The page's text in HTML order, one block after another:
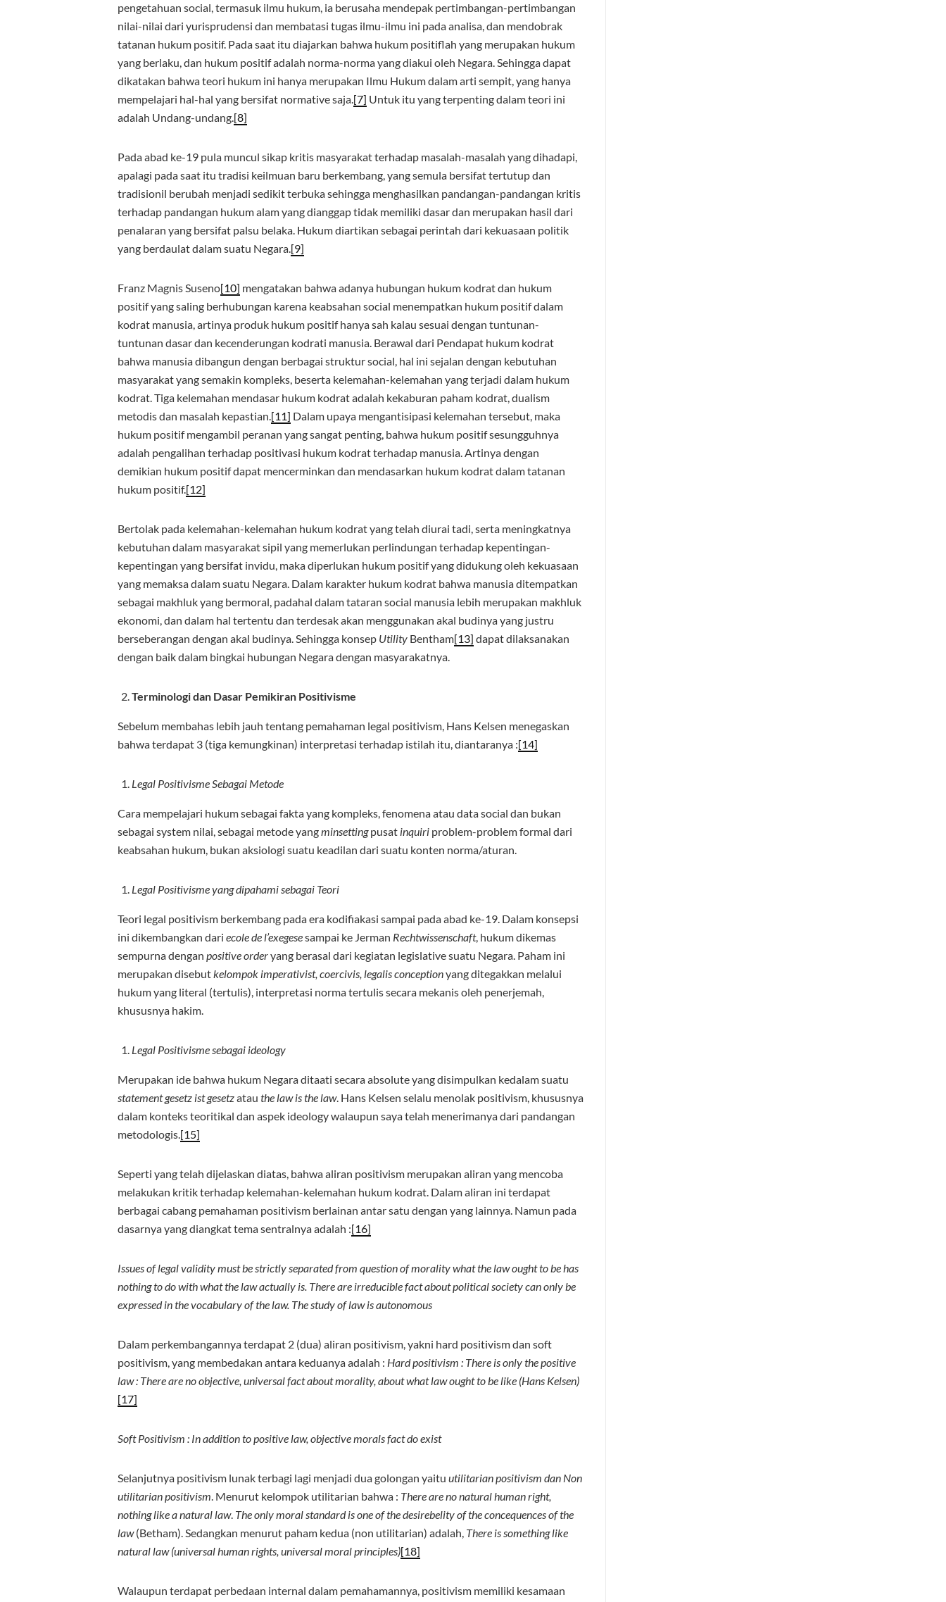
pengetahuan social, termasuk ilmu hukum, ia berusaha mendepak pertimbangan-pertimbangan
nilai-nilai dari yurisprudensi dan membatasi tugas ilmu-ilmu ini pada analisa, dan mendobrak
tatanan hukum positif. Pada saat itu diajarkan bahwa hukum positiflah yang merupakan hukum
yang berlaku, dan hukum positif adalah norma-norma yang diakui oleh Negara. Sehingga dapat
dikatakan bahwa teori hukum ini hanya merupakan Ilmu Hukum dalam arti sempit, yang hanya
mempelajari hal-hal yang bersifat normative saja.[7] Untuk itu yang terpenting dalam teori ini
adalah Undang-undang.[8]
Pada abad ke-19 pula muncul sikap kritis masyarakat terhadap masalah-masalah yang dihadapi,
apalagi pada saat itu tradisi keilmuan baru berkembang, yang semula bersifat tertutup dan
tradisionil berubah menjadi sedikit terbuka sehingga menghasilkan pandangan-pandangan kritis
terhadap pandangan hukum alam yang dianggap tidak memiliki dasar dan merupakan hasil dari
penalaran yang bersifat palsu belaka. Hukum diartikan sebagai perintah dari kekuasaan politik
yang berdaulat dalam suatu Negara.[9]
Franz Magnis Suseno[10] mengatakan bahwa adanya hubungan hukum kodrat dan hukum
positif yang saling berhubungan karena keabsahan social menempatkan hukum positif dalam
kodrat manusia, artinya produk hukum positif hanya sah kalau sesuai dengan tuntunan-
tuntunan dasar dan kecenderungan kodrati manusia. Berawal dari Pendapat hukum kodrat
bahwa manusia dibangun dengan berbagai struktur social, hal ini sejalan dengan kebutuhan
masyarakat yang semakin kompleks, beserta kelemahan-kelemahan yang terjadi dalam hukum
kodrat. Tiga kelemahan mendasar hukum kodrat adalah kekaburan paham kodrat, dualism
metodis dan masalah kepastian.[11] Dalam upaya mengantisipasi kelemahan tersebut, maka
hukum positif mengambil peranan yang sangat penting, bahwa hukum positif sesungguhnya
adalah pengalihan terhadap positivasi hukum kodrat terhadap manusia. Artinya dengan
demikian hukum positif dapat mencerminkan dan mendasarkan hukum kodrat dalam tatanan
hukum positif.[12]
Bertolak pada kelemahan-kelemahan hukum kodrat yang telah diurai tadi, serta meningkatnya
kebutuhan dalam masyarakat sipil yang memerlukan perlindungan terhadap kepentingan-
kepentingan yang bersifat invidu, maka diperlukan hukum positif yang didukung oleh kekuasaan
yang memaksa dalam suatu Negara. Dalam karakter hukum kodrat bahwa manusia ditempatkan
sebagai makhluk yang bermoral, padahal dalam tataran social manusia lebih merupakan makhluk
ekonomi, dan dalam hal tertentu dan terdesak akan menggunakan akal budinya yang justru
berseberangan dengan akal budinya. Sehingga konsep Utility Bentham[13] dapat dilaksanakan
dengan baik dalam bingkai hubungan Negara dengan masyarakatnya.
Terminologi dan Dasar Pemikiran Positivisme
Sebelum membahas lebih jauh tentang pemahaman legal positivism, Hans Kelsen menegaskan
bahwa terdapat 3 (tiga kemungkinan) interpretasi terhadap istilah itu, diantaranya :[14]
Legal Positivisme Sebagai Metode
Cara mempelajari hukum sebagai fakta yang kompleks, fenomena atau data social dan bukan
sebagai system nilai, sebagai metode yangminsettingpusat inquiri problem-problem formal dari
keabsahan hukum, bukan aksiologi suatu keadilan dari suatu konten norma/aturan.
Legal Positivisme yang dipahami sebagai Teori
Teori legal positivism berkembang pada era kodifiakasi sampai pada abad ke-19. Dalam konsepsi
ini dikembangkan dari ecole de l’exegesesampai ke Jerman Rechtwissenschaft, hukum dikemas
sempurna dengan positive orderyang berasal dari kegiatan legislative suatu Negara. Paham ini
merupakan disebutkelompok imperativist, coercivis, legalis conceptionyang ditegakkan melalui
hukum yang literal (tertulis), interpretasi norma tertulis secara mekanis oleh penerjemah,
khususnya hakim.
Legal Positivisme sebagai ideology
Merupakan ide bahwa hukum Negara ditaati secara absolute yang disimpulkan kedalam suatu
statement gesetz ist gesetzatau the law is the law. Hans Kelsen selalu menolak positivism, khususnya
dalam konteks teoritikal dan aspek ideology walaupun saya telah menerimanya dari pandangan
metodologis.[15]
Seperti yang telah dijelaskan diatas, bahwa aliran positivism merupakan aliran yang mencoba
melakukan kritik terhadap kelemahan-kelemahan hukum kodrat. Dalam aliran ini terdapat
berbagai cabang pemahaman positivism berlainan antar satu dengan yang lainnya. Namun pada
dasarnya yang diangkat tema sentralnya adalah :[16]
Issues of legal validity must be strictly separated from question of morality what the law ought to be has
nothing to do with what the law actually is. There are irreducible fact about political society can only be
expressed in the vocabulary of the law. The study of law is autonomous
Dalam perkembangannya terdapat 2 (dua) aliran positivism, yakni hard positivism dan soft
positivism, yang membedakan antara keduanya adalah : Hard positivism : There is only the positive
law : There are no objective, universal fact about morality, about what law ought to be like (Hans Kelsen)
[17]
Soft Positivism : In addition to positive law, objective morals fact do exist
Selanjutnya positivism lunak terbagi lagi menjadi dua golongan yaitu utilitarian positivism dan Non
utilitarian positivism. Menurut kelompok utilitarian bahwa : There are no natural human right,
nothing like a natural law. The only moral standard is one of the desirebelity of the concequences of the
law(Betham). Sedangkan menurut paham kedua (non utilitarian) adalah, There is something like
natural law (universal human rights, universal moral principles)[18]
Walaupun terdapat perbedaan internal dalam pemahamannya, positivism memiliki kesamaan